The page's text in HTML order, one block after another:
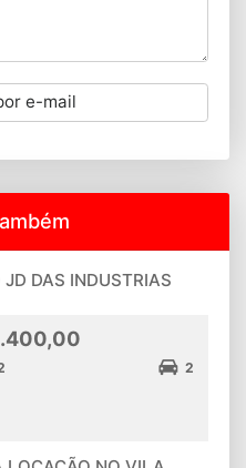
e-mail
DAS INDUSTRIAS
2